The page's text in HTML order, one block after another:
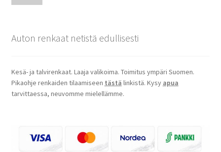
Auton renkaat netistä edullisesti
Kesä- ja talvirenkaat. Laaja valikoima. Toimitus ympäri Suomen.
Pikaohje renkaiden tilaamiseen tästä linkistä. Kysy apua
tarvittaessa, neuvomme mielellämme.